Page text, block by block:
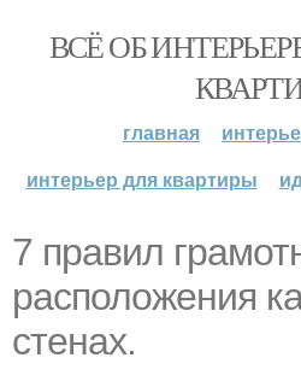
ВСЁ ОБ
главная
интерьер для квартиры
7 правил
расположения
стенах.